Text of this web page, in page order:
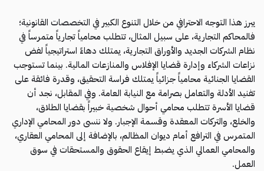
يبرز هذا التوجه الاحترافي من خلال التنوع الكبير في التخصصات القانونية؛
فالمحاكم التجارية، على سبيل المثال، تتطلب محامياً تجارياً متمرساً في
نظام الشركات الجديد والأوراق التجارية، يمتلك دهاءً استراتيجياً لفض
نزاعات الشركاء وإدارة قضايا الإفلاس والمنازعات المالية. بينما تستوجب
القضايا الجنائية محامياً جزائياً يمتلك فراسة التحقيق، وقدرة فائقة على
تفنيد الأدلة والتعامل بصرامة مع النيابة العامة. وفي المقابل، نجد أن
قضايا الأسرة تتطلب محامي أحوال شخصية خبيراً بقضايا الطلاق،
والخلع، والتركات المعقدة وقسمة الإجبار. ولا ننسى دور المحامي الإداري
المتمرس في الترافع أمام ديوان المظالم، بالإضافة إلى المحامي العقاري،
والمحامي العمالي الذي يضبط إيقاع الحقوق والمستحقات في سوق
العمل.